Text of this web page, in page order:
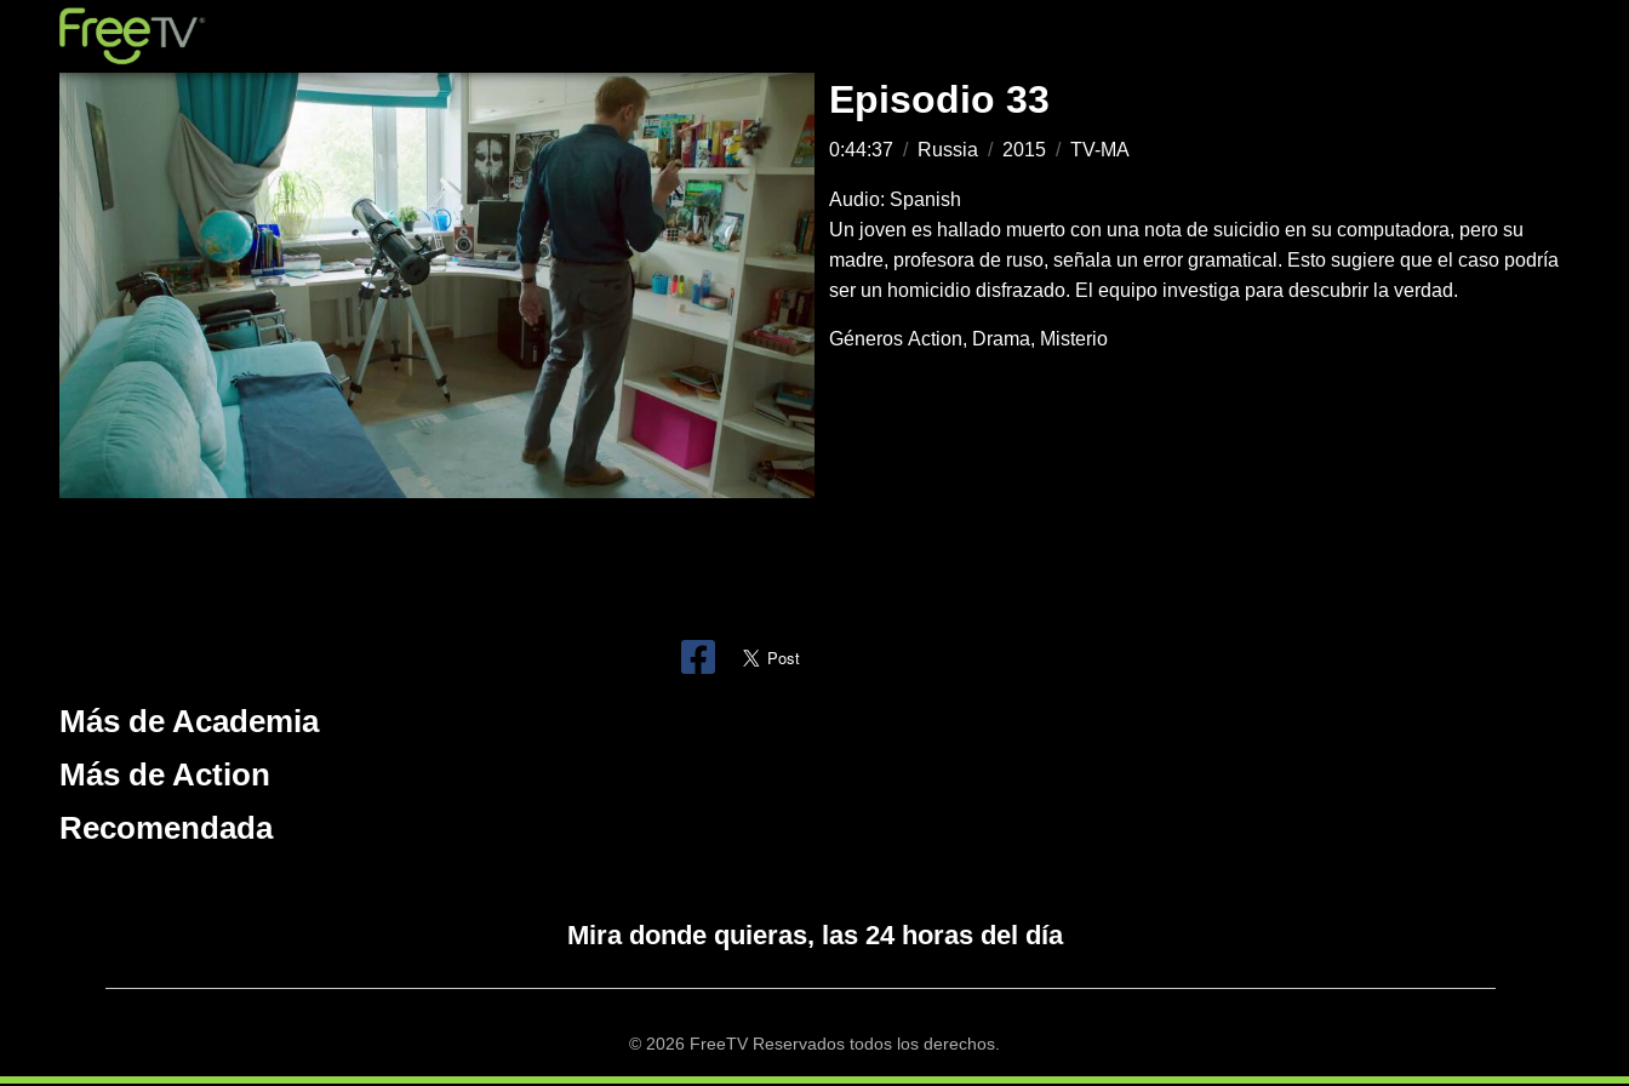
Episodio 33
0:44:37 / Russia / 2015 / TV-MA
Audio: Spanish
Un joven es hallado muerto con una nota de suicidio en su computadora, pero su
madre, profesora de ruso, señala un error gramatical. Esto sugiere que el caso podría
ser un homicidio disfrazado. El equipo investiga para descubrir la verdad.
Géneros Action Drama Misterio
Más de Academia
Más de Action
Recomendada
Mira donde quieras, las 24 horas del día
© 2026 FreeTV Reservados todos los derechos.